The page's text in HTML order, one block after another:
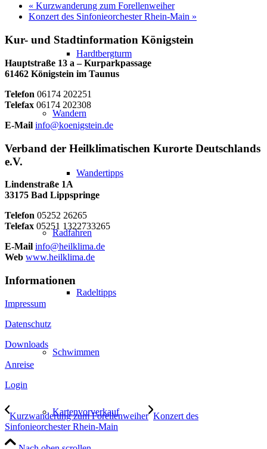
Hardtbergturm
Wandern
Wandertipps
Radfahren
Radeltipps
Schwimmen
Kartenvorverkauf
« Kurzwanderung zum Forellenweiher
Konzert des Sinfonieorchester Rhein-Main »
Kur- und Stadtinformation Königstein
Hauptstraße 13 a – Kurparkpassage
61462 Königstein im Taunus
Telefon 06174 202251
Telefax 06174 202308
E-Mail info@koenigstein.de
Verband der Heilklimatischen Kurorte Deutschlands
e.V.
Lindenstraße 1A
33175 Bad Lippspringe
Telefon 05252 26265
Telefax 05251 1322733265
E-Mail info@heilklima.de
Web www.heilklima.de
Informationen
Impressum
Datenschutz
Downloads
Anreise
Login
Kurzwanderung zum Forellenweiher Konzert des
Sinfonieorchester Rhein-Main